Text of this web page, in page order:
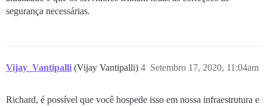
segurança necessárias.
Vijay_Vantipalli (Vijay Vantipalli) Setembro 17, 2020, 11:04am
4
Richard, é possível que você hospede isso em nossa infraestrutura e